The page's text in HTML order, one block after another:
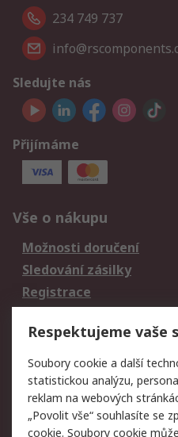
234 749 737
Sledujte nás
Přijímáme
Vše o nákupu
Možnosti doručení
Sledování zásilky
Registrace
Právní
Autorská práva
Prohlášení o ochraně
Respektujeme vaše
Soubory cookie a další
statistickou analýzu,
reklam na webových
„Povolit vše“ souhlasíte se
cookie. Soubory cookie